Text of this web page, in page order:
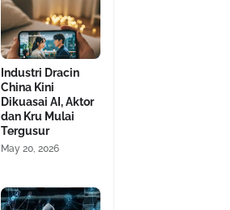
Industri Dracin
China Kini
Dikuasai AI, Aktor
dan Kru Mulai
Tergusur
May 20, 2026